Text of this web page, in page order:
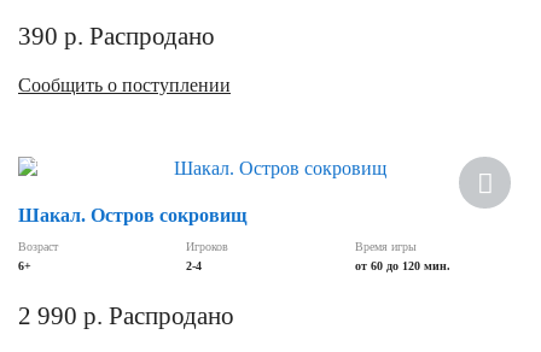
390 р. Распродано
Сообщить о поступлении
Хит
Шакал. Остров сокровищ
Возраст
6+
Игроков
2-4
Время игры
от 60 до 120 мин.
2 990 р. Распродано